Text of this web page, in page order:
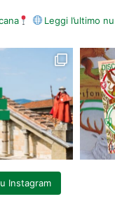
Leggi l’ultimo
Instagram